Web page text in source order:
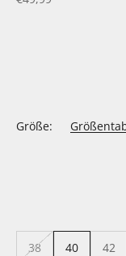
Größe:
38 40 42